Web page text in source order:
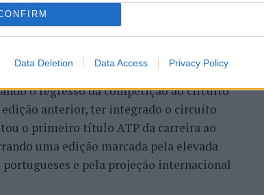
Data Deletion Data Access Privacy Policy
dias 18 e 26 de julho, no Clube de Ténis
o regresso da competição ao circuito
edição anterior, ter integrado o circuito
o primeiro título ATP da carreira ao
uma edição marcada pela elevada
e pela projeção internacional